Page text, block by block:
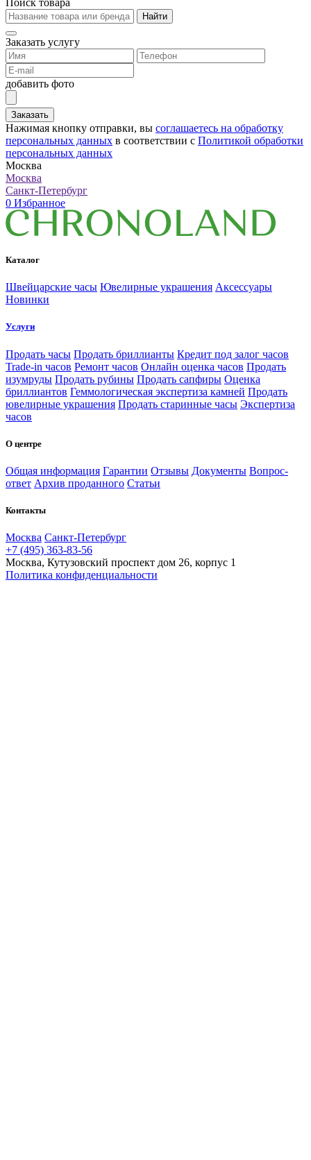
Найти
Заказать услугу
добавить фото
Заказать
Нажимая кнопку отправки, вы соглашаетесь на обработку
персональных данных в соответствии с Политикой обработки
персональных данных
Москва
Москва
Санкт-Петербург
0 Избранное
Каталог
Швейцарские часы Ювелирные украшения Аксессуары
Новинки
Услуги
Продать часы Продать бриллианты Кредит под залог часов
Trade-in часов Ремонт часов Онлайн оценка часов Продать
изумруды Продать рубины Продать сапфиры Оценка
бриллиантов Геммологическая экспертиза камней Продать
ювелирные украшения Продать старинные часы Экспертиза
часов
О центре
Общая информация Гарантии Отзывы Документы Вопрос-
ответ Архив проданного Статьи
Контакты
Москва Санкт-Петербург
+7 (495) 363-83-56
Москва, Кутузовский проспект дом 26, корпус 1
Политика конфиденциальности